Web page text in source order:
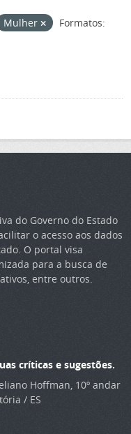
Mulher
Formatos:
do Governo do Estado
o acesso aos dados
O portal visa
para a busca de
entre outros.
críticas e sugestões.
Hoffman, 10º andar
/ ES